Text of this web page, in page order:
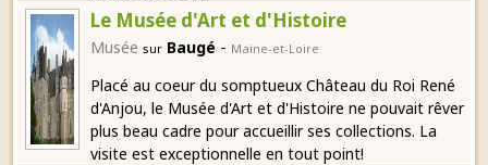
Le Musée d'Art et d'Histoire
Musée sur Baugé - Maine-et-Loire
Placé au coeur du somptueux Château du Roi René
d'Anjou, le Musée d'Art et d'Histoire ne pouvait rêver
plus beau cadre pour accueillir ses collections. La
visite est exceptionnelle en tout point!